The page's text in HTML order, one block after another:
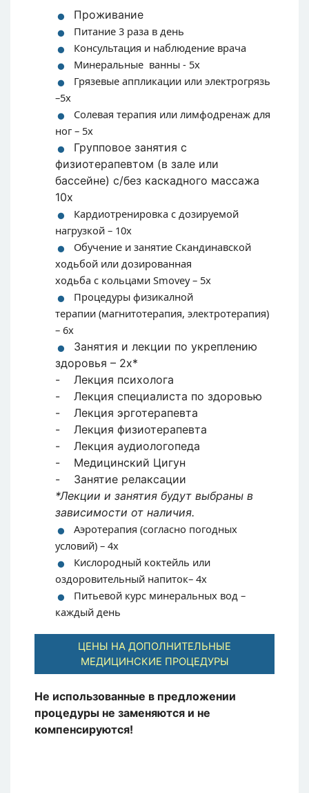
Проживание
Питание 3 раза в день
Консультация и наблюдение врача
Минеральные ванны - 5х
Грязевые аппликации или электрогрязь
–5x
Солевая терапия или лимфодренаж для
ног – 5x
Групповое занятия с
физиотерапевтом (в зале или
бассейне) с/без каскадного массажа
10х
Кардиотренировка с дозируемой
нагрузкой – 10x
Обучение и занятие Скандинавской
ходьбой или дозированная
ходьба с кольцами Smovey – 5x
Процедуры физикалной
терапии (магнитотерапия, электротерапия)
– 6x
Занятия и лекции по укреплению
здоровья – 2х*
- Лекция психолога
- Лекция специалиста по здоровью
- Лекция эрготерапевта
- Лекция физиотерапевта
- Лекция аудиологопеда
- Медицинский Цигун
- Занятие релаксации
*Лекции и занятия будут выбраны в
зависимости от наличия.
Аэротерапия (согласно погодных
условий) – 4x
Кислородный коктейль или
оздоровительный напиток– 4x
Питьевой курс минеральных вод –
каждый день
ЦЕНЫ НА ДОПОЛНИТЕЛЬНЫЕ
МЕДИЦИНСКИЕ ПРОЦЕДУРЫ
Не использованные в предложении
процедуры не заменяются и не
компенсируются!